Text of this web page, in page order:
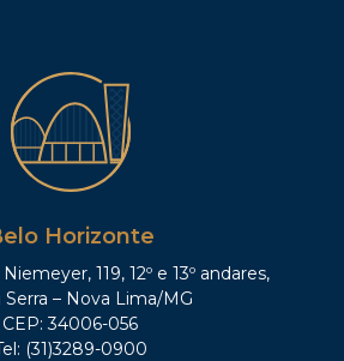
Horizonte
119, 12º e 13º andares,
Serra – Nova Lima/MG
CEP: 34006-056
(31)3289-0900